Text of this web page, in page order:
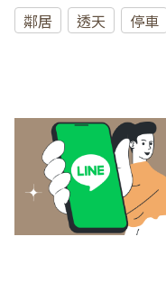
鄰居 透天 停車